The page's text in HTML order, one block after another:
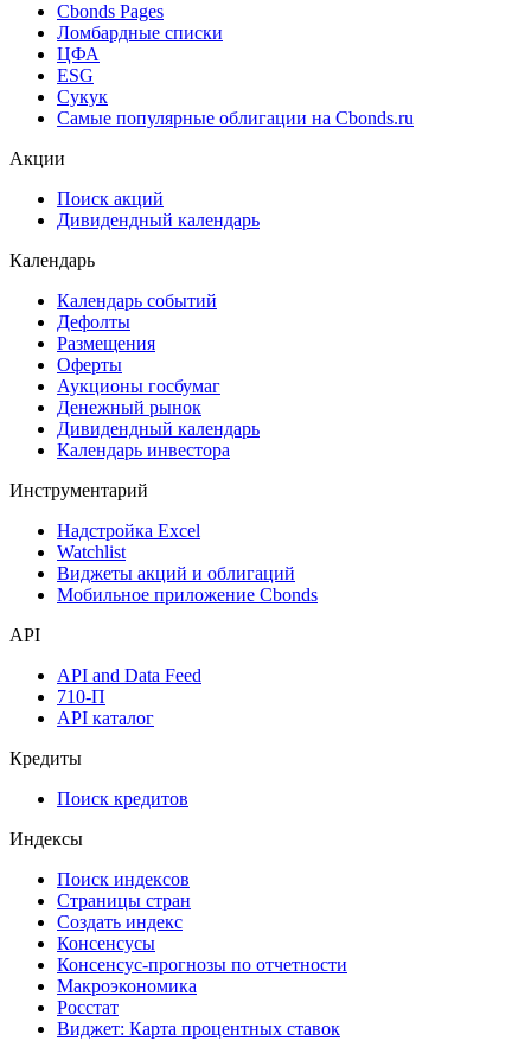
Cbonds Pages
Ломбардные списки
ЦФА
ESG
Сукук
Самые популярные облигации на Cbonds.ru
Акции
Поиск акций
Дивидендный календарь
Календарь
Календарь событий
Дефолты
Размещения
Оферты
Аукционы госбумаг
Денежный рынок
Дивидендный календарь
Календарь инвестора
Инструментарий
Надстройка Excel
Watchlist
Виджеты акций и облигаций
Мобильное приложение Cbonds
API
API and Data Feed
710-П
API каталог
Кредиты
Поиск кредитов
Индексы
Поиск индексов
Страницы стран
Создать индекс
Консенсусы
Консенсус-прогнозы по отчетности
Макроэкономика
Росстат
Виджет: Карта процентных ставок